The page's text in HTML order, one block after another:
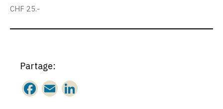
CHF 25.-
Partage:
F E